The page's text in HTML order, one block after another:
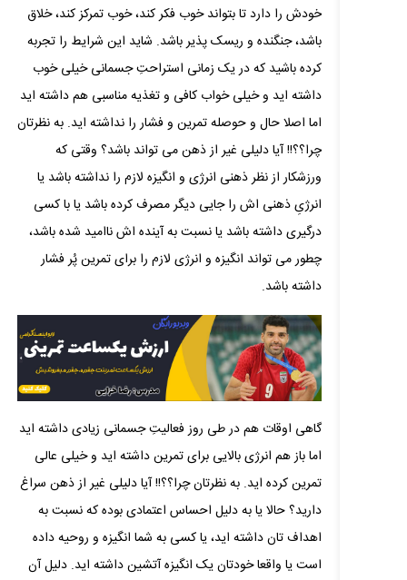
خودش را دارد تا بتواند خوب فکر کند، خوب تمرکز کند، خلاق
باشد، جنگنده و ریسک پذیر باشد. شاید این شرایط را تجربه
کرده باشید که در یک زمانی استراحتِ جسمانی خیلی خوب
داشته اید و خیلی خواب کافی و تغذیه مناسبی هم داشته اید
اما اصلا حال و حوصله تمرین و فشار را نداشته اید. به نظرتان
چرا؟؟!! آیا دلیلی غیر از ذهن می تواند باشد؟ وقتی که
ورزشکار از نظر ذهنی انرژی و انگیزه لازم را نداشته باشد یا
انرژیِ ذهنی اش را جایی دیگر مصرف کرده باشد یا با کسی
درگیری داشته باشد یا نسبت به آینده اش ناامید شده باشد،
چطور می تواند انگیزه و انرژی لازم را برای تمرین پُر فشار
داشته باشد.
گاهی اوقات هم در طی روز فعالیتِ جسمانی زیادی داشته اید
اما باز هم انرژی بالایی برای تمرین داشته اید و خیلی عالی
تمرین کرده اید. به نظرتان چرا؟؟!! آیا دلیلی غیر از ذهن سراغ
دارید؟ حالا یا به دلیل احساس اعتمادی بوده که نسبت به
اهداف تان داشته اید، یا کسی به شما انگیزه و روحیه داده
است یا واقعا خودتان یک انگیزه آتشین داشته اید. دلیل آن